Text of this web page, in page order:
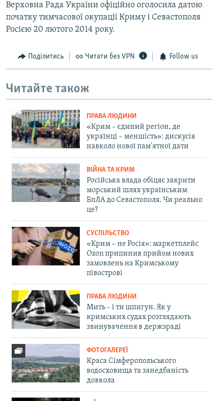
Верховна Рада України офіційно оголосила датою
початку тимчасової окупації Криму і Севастополя
Росією 20 лютого 2014 року.
Поділитись Читати без VPN Follow us
Читайте також
ПРАВА ЛЮДИНИ
«Крим – єдиний регіон, де
українці – меншість»: дискусія
навколо нової пам'ятної дати
ВІЙНА ТА КРИМ
Російська влада обіцяє закрити
морський шлях українським
БпЛА до Севастополя. Чи реально
це?
СУСПІЛЬСТВО
«Крим – не Росія»: маркетплейс
Ozon припинив прийом нових
замовлень на Кримському
півострові
ПРАВА ЛЮДИНИ
Мить – і ти шпигун. Як у
кримських судах розглядають
звинувачення в держзраді
ФОТОГАЛЕРЕЇ
Краса Сімферопольського
водосховища та занедбаність
довкола